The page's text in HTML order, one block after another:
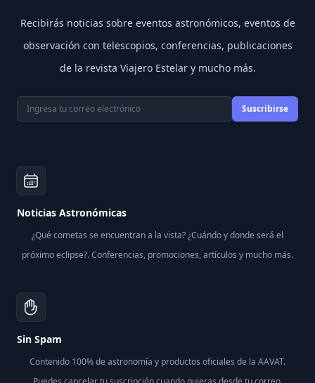
Recibirás noticias sobre eventos astronómicos, eventos de
observación con telescopios, conferencias, publicaciones
de la revista Viajero Estelar y mucho más.
Correo electrónico Suscribirse
Noticias Astronómicas
¿Qué cometas se encuentran a la vista? ¿Cuándo y donde será el
próximo eclipse?. Conferencias, promociones, artículos y mucho más.
Sin Spam
Contenido 100% de astronomía y productos oficiales de la AAVAT.